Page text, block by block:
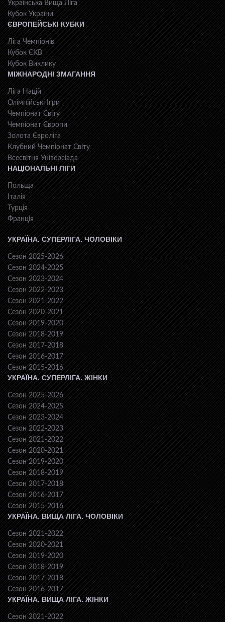
Українська Вища Ліга
Кубок України
ЄВРОПЕЙСЬКІ КУБКИ
Ліга Чемпіонів
Кубок ЄКВ
Кубок Виклику
МІЖНАРОДНІ ЗМАГАННЯ
Ліга Націй
Олімпійські Ігри
Чемпіонат Світу
Чемпіонат Європи
Золота Євроліга
Клубний Чемпіонат Світу
Всесвiтня Унiверсiaда
НАЦІОНАЛЬНІ ЛІГИ
Польща
Італія
Турція
Франція
УКРАЇНА. СУПЕРЛІГА. ЧОЛОВІКИ
Сезон 2025-2026
Сезон 2024-2025
Сезон 2023-2024
Сезон 2022-2023
Сезон 2021-2022
Сезон 2020-2021
Сезон 2019-2020
Сезон 2018-2019
Сезон 2017-2018
Сезон 2016-2017
Сезон 2015-2016
УКРАЇНА. СУПЕРЛІГА. ЖІНКИ
Сезон 2025-2026
Сезон 2024-2025
Сезон 2023-2024
Сезон 2022-2023
Сезон 2021-2022
Сезон 2020-2021
Сезон 2019-2020
Сезон 2018-2019
Сезон 2017-2018
Сезон 2016-2017
Сезон 2015-2016
УКРАЇНА. ВИЩА ЛІГА. ЧОЛОВІКИ
Сезон 2021-2022
Сезон 2020-2021
Сезон 2019-2020
Сезон 2018-2019
Сезон 2017-2018
Сезон 2016-2017
УКРАЇНА. ВИЩА ЛІГА. ЖІНКИ
Сезон 2021-2022